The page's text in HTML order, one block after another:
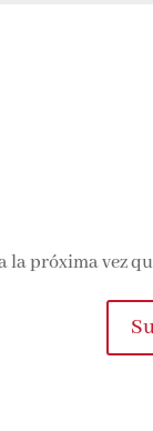
la próxima vez